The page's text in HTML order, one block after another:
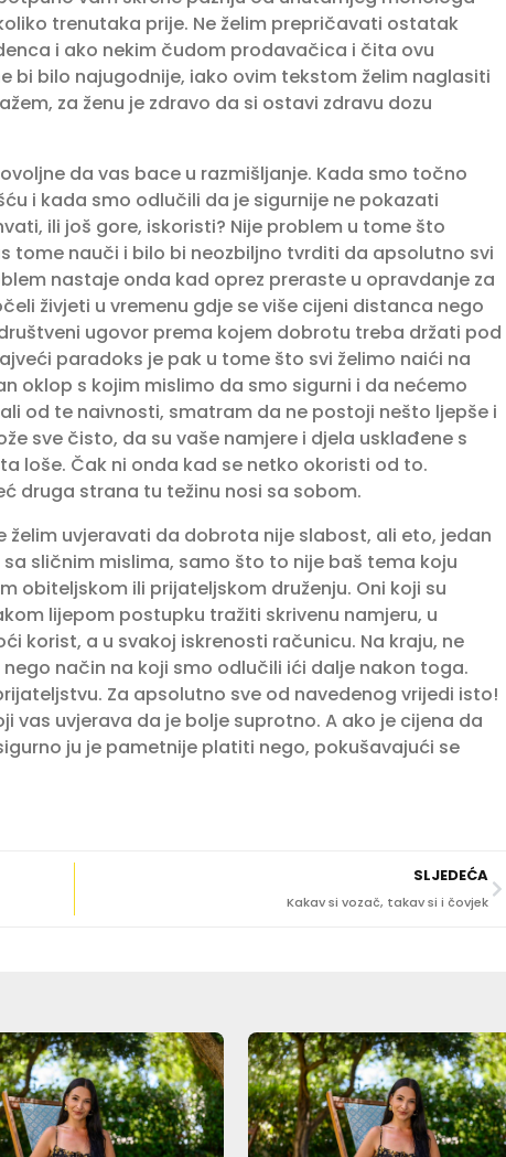
trenutaka prije. Ne želim prepričavati ostatak
i ako nekim čudom prodavačica i čita ovu
bi bilo najugodnije, iako ovim tekstom želim naglasiti
za ženu je zdravo da si ostavi zdravu dozu
da vas bace u razmišljanje. Kada smo točno
i kada smo odlučili da je sigurnije ne pokazati
ili još gore, iskoristi? Nije problem u tome što
tome nauči i bilo bi neozbiljno tvrditi da apsolutno svi
nastaje onda kad oprez preraste u opravdanje za
živjeti u vremenu gdje se više cijeni distanca nego
ugovor prema kojem dobrotu treba držati pod
paradoks je pak u tome što svi želimo naići na
oklop s kojim mislimo da smo sigurni i da nećemo
od te naivnosti, smatram da ne postoji nešto ljepše i
sve čisto, da su vaše namjere i djela usklađene s
loše. Čak ni onda kad se netko okoristi od to.
druga strana tu težinu nosi sa sobom.
želim uvjeravati da dobrota nije slabost, ali eto, jedan
sličnim mislima, samo što to nije baš tema koju
obiteljskom ili prijateljskom druženju. Oni koji su
lijepom postupku tražiti skrivenu namjeru, u
korist, a u svakoj iskrenosti računicu. Na kraju, ne
način na koji smo odlučili ići dalje nakon toga.
Za apsolutno sve od navedenog vrijedi isto!
vas uvjerava da je bolje suprotno. A ako je cijena da
ju je pametnije platiti nego, pokušavajući se
SLJEDEĆA
Kakav si vozač, takav si i čovjek